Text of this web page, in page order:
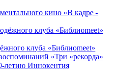
кино «В кадре -
клуба «Библиоmeet»